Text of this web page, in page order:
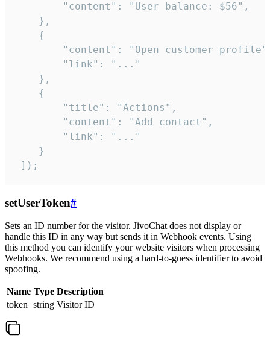
        "content": "User balance: $56",
    },
    {
"content": "Open customer
        "link": "..."
    },
    {
        "title": "Actions",
        "content": "Add contact",
        "link": "..."
    }
]);
setUserToken#
Sets an ID number for the visitor. JivoChat does not display or
handle this ID in any way but sends it in Webhook events. Using
this method you can identify your website visitors when processing
Webhooks. We recommend using a hard-to-guess identifier to avoid
spoofing.
Name Type Description
token string Visitor ID